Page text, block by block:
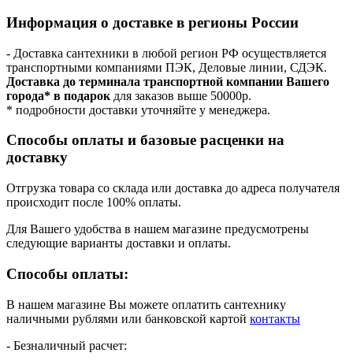
Информация о доставке в регионы России
- Доставка сантехники в любой регион РФ осуществляется
транспортными компаниями ПЭК, Деловые линии, СДЭК.
Доставка до терминала транспортной компании Вашего
города* в подарок для заказов выше 50000р.
* подробности доставки уточняйте у менеджера.
Способы оплаты и базовые расценки на
доставку
Отгрузка товара со склада или доставка до адреса получателя
происходит после 100% оплаты.
Для Вашего удобства в нашем магазине предусмотрены
следующие варианты доставки и оплаты.
Способы оплаты:
В нашем магазине Вы можете оплатить сантехнику
наличными рублями или банковской картой контакты
- Безналичный расчет: